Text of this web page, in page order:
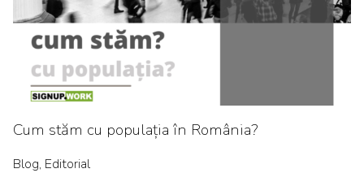
Cum stăm cu populația în România?
Blog, Editorial